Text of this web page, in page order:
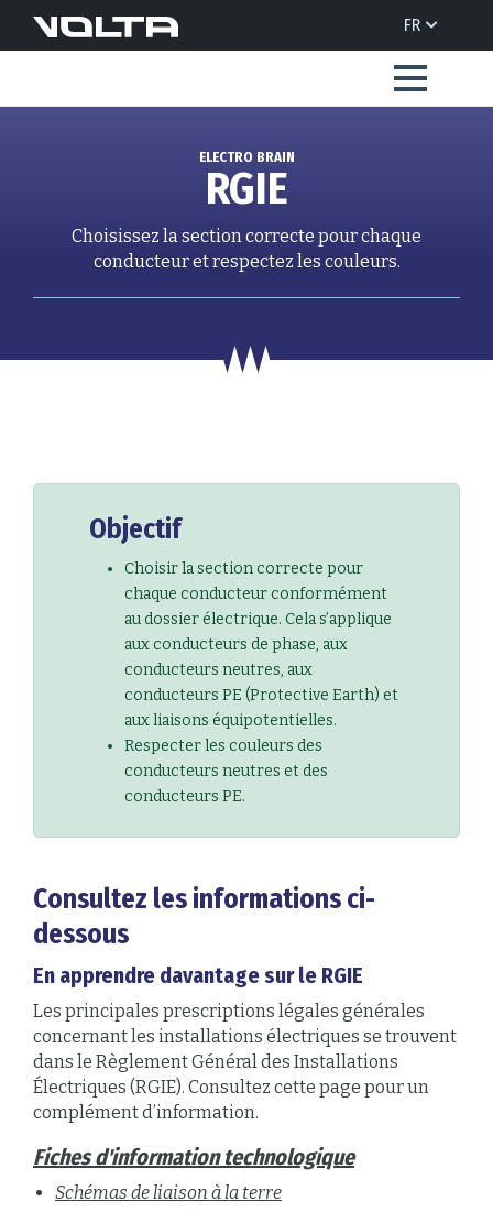
FR
ELECTRO BRAIN
RGIE
Choisissez la section correcte pour chaque
conducteur et respectez les couleurs.
Objectif
Choisir la section correcte pour
chaque conducteur conformément
au dossier électrique. Cela s’applique
aux conducteurs de phase, aux
conducteurs neutres, aux
conducteurs PE (Protective Earth) et
aux liaisons équipotentielles.
Respecter les couleurs des
conducteurs neutres et des
conducteurs PE.
Consultez les informations ci-
dessous
En apprendre davantage sur le RGIE
Les principales prescriptions légales générales
concernant les installations électriques se trouvent
dans le Règlement Général des Installations
Électriques (RGIE). Consultez cette page pour un
complément d’information.
Fiches d'information technologique
Schémas de liaison à la terre